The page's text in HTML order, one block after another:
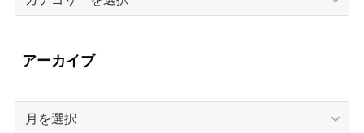
リ
ー
アーカイブ